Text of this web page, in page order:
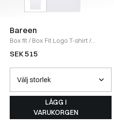
Bareen
Box fit/ Box Fit Logo T-shirt/
WHITE
SEK 515
LÄGG I
VARUKORGEN